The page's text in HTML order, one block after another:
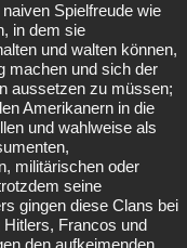
Spielfreude wie
in dem sie
und walten können,
machen und sich der
aussetzen zu müssen;
Amerikanern in die
und wahlweise als
militärischen oder
seine
gingen diese Clans bei
Francos und
den aufkeimenden